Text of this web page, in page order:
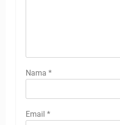
Nama *
Email *